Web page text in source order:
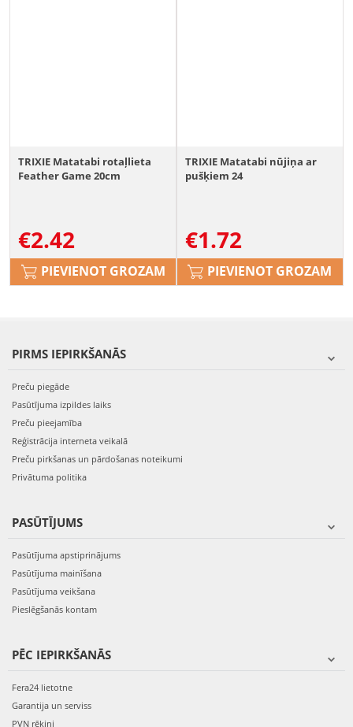
TRIXIE Matatabi rotaļlieta
Feather Game 20cm
€2.42
PIEVIENOT GROZAM
TRIXIE Matatabi nūjiņa ar
pušķiem 24
€1.72
PIEVIENOT GROZAM
PIRMS IEPIRKŠANĀS
Preču piegāde
Pasūtījuma izpildes laiks
Preču pieejamība
Reģistrācija interneta veikalā
Preču pirkšanas un pārdošanas noteikumi
Privātuma politika
PASŪTĪJUMS
Pasūtījuma apstiprinājums
Pasūtījuma mainīšana
Pasūtījuma veikšana
Pieslēgšanās kontam
PĒC IEPIRKŠANĀS
Fera24 lietotne
Garantija un serviss
PVN rēķini